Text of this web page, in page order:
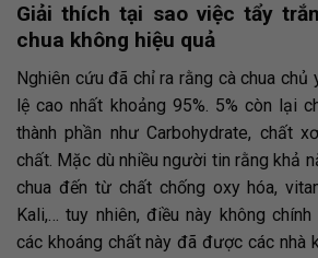
Giải thích tại sao việc tẩy
chua không hiệu quả
Nghiên cứu đã chỉ ra rằng cà chua chủ
lệ cao nhất khoảng 95%. 5% còn lại
thành phần như Carbohydrate, chất
chất. Mặc dù nhiều người tin rằng khả
chua đến từ chất chống oxy hóa,
Kali,… tuy nhiên, điều này không
các khoáng chất này đã được các nhà